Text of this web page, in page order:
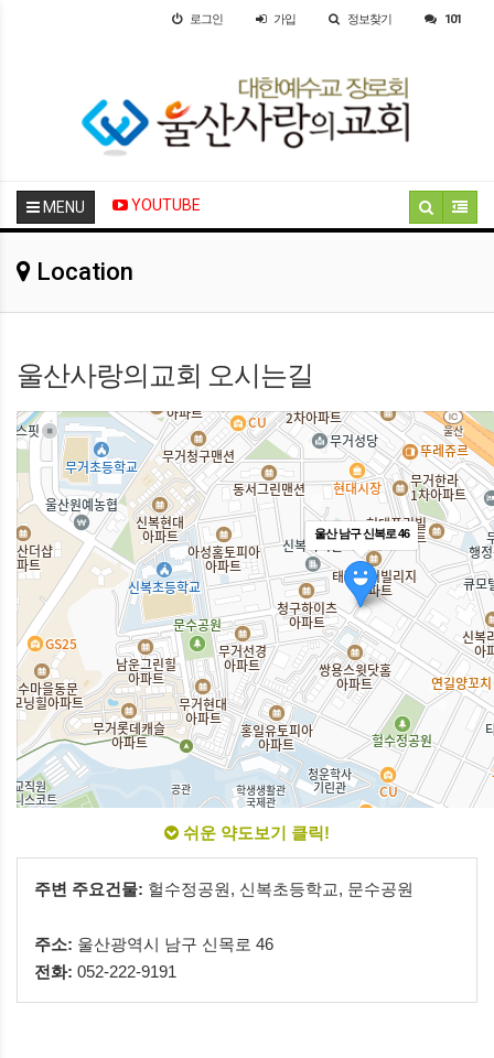
로그인 가입 정보찾기 101
MENU YOUTUBE
Location
울산사랑의교회 오시는길
울산 남구 신복로 46
쉬운 약도보기 클릭!
주변 주요건물: 헐수정공원, 신복초등학교, 문수공원
주소: 울산광역시 남구 신목로 46
전화: 052-222-9191